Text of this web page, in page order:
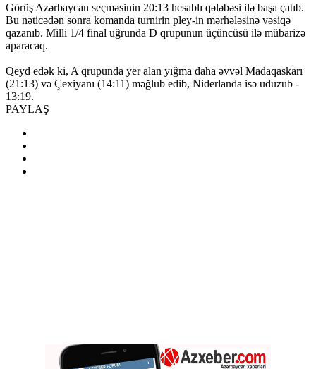
Görüş Azərbaycan seçməsinin 20:13 hesablı qələbəsi ilə başa çatıb.
Bu nəticədən sonra komanda turnirin pley-in mərhələsinə vəsiqə
qazanıb. Milli 1/4 final uğrunda D qrupunun üçüncüsü ilə mübarizə
aparacaq.
Qeyd edək ki, A qrupunda yer alan yığma daha əvvəl Madaqaskarı
(21:13) və Çexiyanı (14:11) məğlub edib, Niderlanda isə uduzub -
13:19.
PAYLAŞ